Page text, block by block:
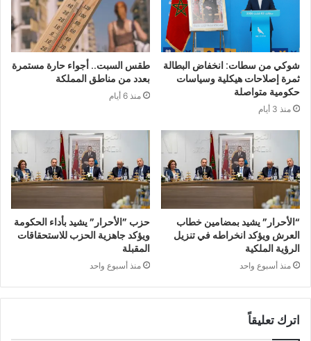
شوكي من سطات: انخفاض البطالة
ثمرة إصلاحات هيكلية وسياسات
حكومية متواصلة
منذ 3 أيام
طقس السبت.. أجواء حارة مستمرة
بعدد من مناطق المملكة
منذ 6 أيام
“الأحرار” يشيد بمضامين خطاب
العرش ويؤكد انخراطه في تنزيل
الرؤية الملكية
منذ أسبوع واحد
حزب ”الأحرار” يشيد بأداء الحكومة
ويؤكد جاهزية الحزب للاستحقاقات
المقبلة
منذ أسبوع واحد
اترك تعليقاً